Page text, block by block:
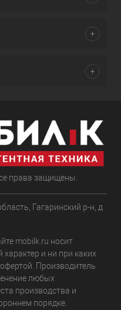
права защищены.
Гагаринский р-н, д
mobilk.ru носит
и ни при каких
Производитель
любых
производства и
порядке.